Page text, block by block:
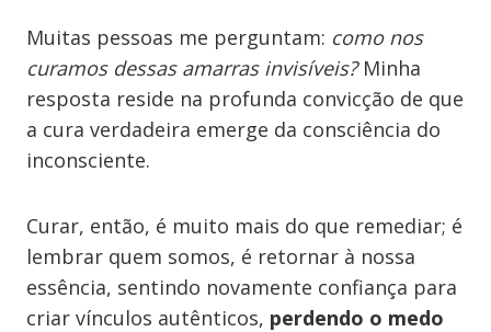
Muitas pessoas me perguntam: como nos
curamos dessas amarras invisíveis?Minha
resposta reside na profunda convicção de que
a cura verdadeira emerge da consciência do
inconsciente.
Curar, então, é muito mais do que remediar; é
lembrar quem somos, é retornar à nossa
essência, sentindo novamente confiança para
criar vínculos autênticos, perdendo o medo